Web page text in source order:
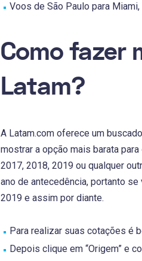
Voos de São Paulo para
Como fazer
Latam?
A Latam.com oferece um
mostrar a opção mais barata
2017, 2018, 2019 ou qualquer
ano de antecedência, portanto
2019 e assim por diante.
Para realizar suas cotações é
Depois clique em “Origem” e